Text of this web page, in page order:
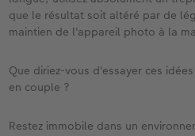
que le résultat soit altéré par de
maintien de l'appareil photo à la
Que diriez-vous d'essayer ces
en couple ? ​
Restez immobile dans un